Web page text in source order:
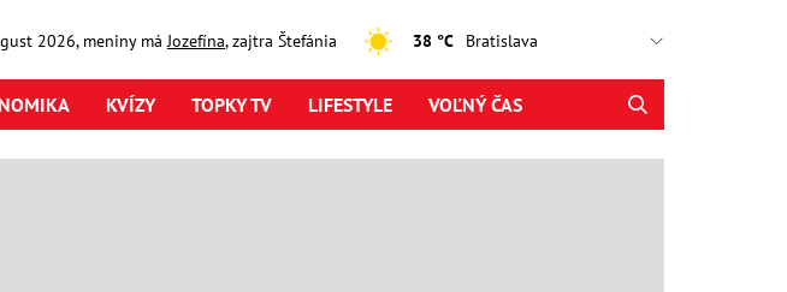
2026, meniny má Jozefína, zajtra Štefánia 38 °C
KVÍZY TOPKY TV LIFESTYLE VOĽNÝ ČAS